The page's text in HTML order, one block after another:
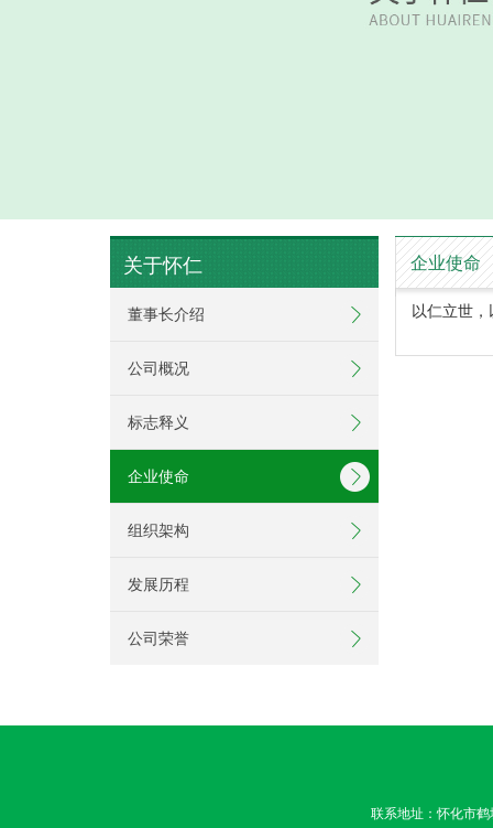
关于怀仁
董事长介绍
公司概况
标志释义
企业使命
组织架构
发展历程
公司荣誉
企业使命
以仁立世
联系地址：怀化市